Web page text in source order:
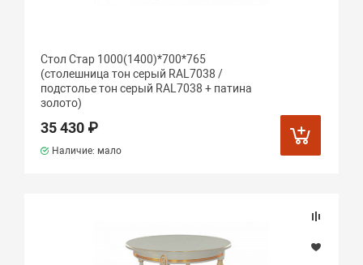
Стол Стар 1000(1400)*700*765
(столешница тон серый RAL7038 /
подстолье тон серый RAL7038 + патина
золото)
35 430 ₽
Наличие: мало